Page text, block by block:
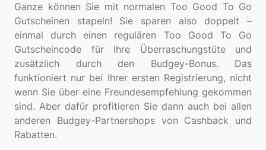
Ganze können Sie mit normalen Too Good To Go
Gutscheinen stapeln! Sie sparen also doppelt –
einmal durch einen regulären Too Good To Go
Gutscheincode für Ihre Überraschungstüte und
zusätzlich durch den Budgey-Bonus. Das
funktioniert nur bei Ihrer ersten Registrierung, nicht
wenn Sie über eine Freundesempfehlung gekommen
sind. Aber dafür profitieren Sie dann auch bei allen
anderen Budgey-Partnershops von Cashback und
Rabatten.